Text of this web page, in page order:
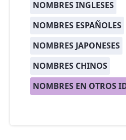
NOMBRES INGLESES
NOMBRES ESPAÑOLES
NOMBRES JAPONESES
NOMBRES CHINOS
NOMBRES EN OTROS